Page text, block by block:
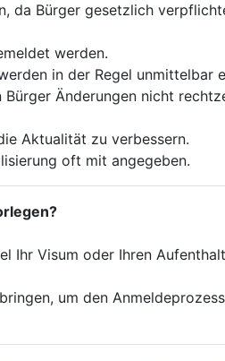
da Bürger gesetzlich
werden.
in der Regel unmittelbar
Änderungen nicht
Aktualität zu verbessern.
oft mit angegeben.
Ihr Visum oder Ihren
um den